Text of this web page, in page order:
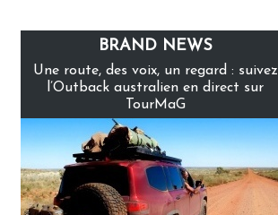
BRAND NEWS
Une route, des voix, un regard : suivez
l’Outback australien en direct sur
TourMaG